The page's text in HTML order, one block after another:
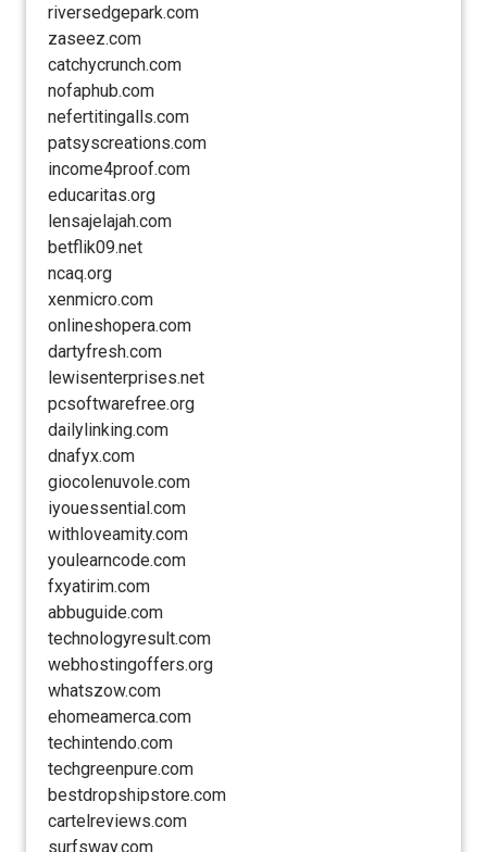
riversedgepark.com
zaseez.com
catchycrunch.com
nofaphub.com
nefertitingalls.com
patsyscreations.com
income4proof.com
educaritas.org
lensajelajah.com
betflik09.net
ncaq.org
xenmicro.com
onlineshopera.com
dartyfresh.com
lewisenterprises.net
pcsoftwarefree.org
dailylinking.com
dnafyx.com
giocolenuvole.com
iyouessential.com
withloveamity.com
youlearncode.com
fxyatirim.com
abbuguide.com
technologyresult.com
webhostingoffers.org
whatszow.com
ehomeamerca.com
techintendo.com
techgreenpure.com
bestdropshipstore.com
cartelreviews.com
surfsway.com